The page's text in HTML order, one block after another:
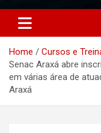
Petróleo e
notícias
petróleo,
emprego,
offshore,
Home
Cursos e
Senac Araxá abre
em várias área de
Araxá